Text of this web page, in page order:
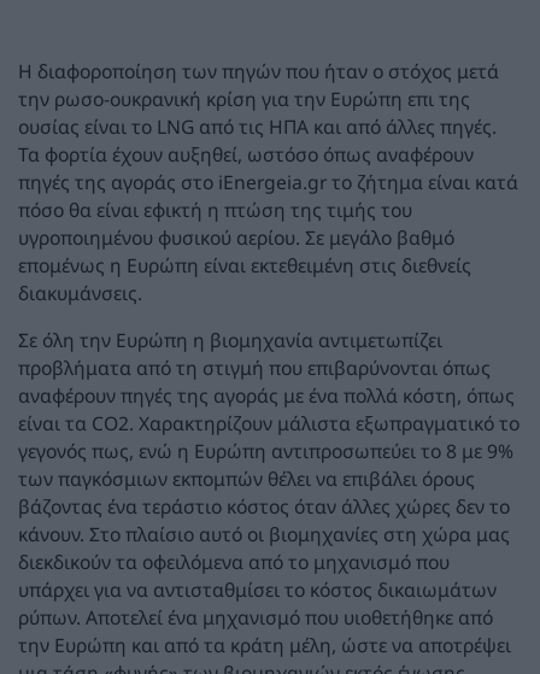
Η διαφοροποίηση των πηγών που ήταν ο στόχος μετά
την ρωσο-ουκρανική κρίση για την Ευρώπη επι της
ουσίας είναι το LNG από τις ΗΠΑ και από άλλες πηγές.
Τα φορτία έχουν αυξηθεί, ωστόσο όπως αναφέρουν
πηγές της αγοράς στο iEnergeia.gr το ζήτημα είναι κατά
πόσο θα είναι εφικτή η πτώση της τιμής του
υγροποιημένου φυσικού αερίου. Σε μεγάλο βαθμό
επομένως η Ευρώπη είναι εκτεθειμένη στις διεθνείς
διακυμάνσεις.
Σε όλη την Ευρώπη η βιομηχανία αντιμετωπίζει
προβλήματα από τη στιγμή που επιβαρύνονται όπως
αναφέρουν πηγές της αγοράς με ένα πολλά κόστη, όπως
είναι τα CO2. Χαρακτηρίζουν μάλιστα εξωπραγματικό το
γεγονός πως, ενώ η Ευρώπη αντιπροσωπεύει το 8 με 9%
των παγκόσμιων εκπομπών θέλει να επιβάλει όρους
βάζοντας ένα τεράστιο κόστος όταν άλλες χώρες δεν το
κάνουν. Στο πλαίσιο αυτό οι βιομηχανίες στη χώρα μας
διεκδικούν τα οφειλόμενα από το μηχανισμό που
υπάρχει για να αντισταθμίσει το κόστος δικαιωμάτων
ρύπων. Αποτελεί ένα μηχανισμό που υιοθετήθηκε από
την Ευρώπη και από τα κράτη μέλη, ώστε να αποτρέψει